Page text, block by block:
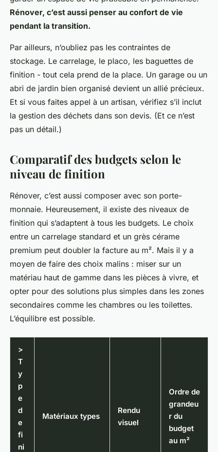
Rénover, c’est aussi penser au confort de vie
pendant la transition.
Par ailleurs, n’oubliez pas les contraintes de
stockage. Le carrelage, le placo, les baguettes de
finition - tout cela prend de la place. Un garage ou un
abri de jardin bien organisé devient un allié précieux.
Et si vous faites appel à un artisan, vérifiez s’il inclut
la gestion des déchets dans son devis. (Et ce n’est
pas un détail.)
Comparatif des budgets selon le
niveau de finition
Rénover, c’est aussi composer avec son porte-
monnaie. Heureusement, il existe des niveaux de
finition qui s’adaptent à tous les budgets. Le choix
entre un carrelage standard et un grès cérame
premium peut doubler la facture au m². Mais il y a
moyen de faire des choix malins : miser sur un
matériau haut de gamme dans les pièces à vivre, et
opter pour des solutions plus simples dans les zones
secondaires comme les chambres ou les toilettes.
L’équilibre est possible.
>
T
y
p
e
d
e
fi
ni
Matériaux types
Rendu
visuel
Ordre de
grandeu
r du
budget
au m²